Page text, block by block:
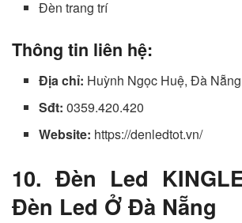
Đèn trang trí
Thông tin liên hệ:
Địa chỉ: Huỳnh Ngọc Huệ, Đà Nẵng
Sđt: 0359.420.420
Website: https://denledtot.vn/
10. Đèn Led
Đèn Led Ở Đà Nẵng